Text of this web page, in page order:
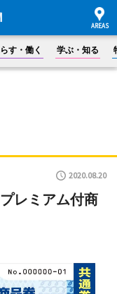
す・働く 学ぶ・知る
2020.08.20
レミアム付商